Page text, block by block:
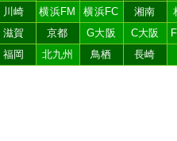
川崎 横浜FM 横浜FC 湘南
滋賀 京都 G大阪 C大阪
福岡 北九州 鳥栖 長崎